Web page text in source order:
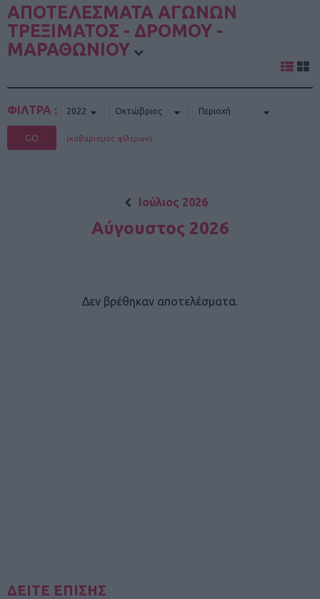
ΑΠΟΤΕΛΕΣΜΑΤΑ ΑΓΩΝΩΝ
ΤΡΕΞΙΜΑΤΟΣ - ΔΡΟΜΟΥ -
ΜΑΡΑΘΩΝΙΟΥ
ΦΙΛΤΡΑ :
GO (καθαρισμός φίλτρων)
Ιούλιος 2026
Αύγουστος 2026
Δεν βρέθηκαν αποτελέσματα.
ΔΕΙΤΕ ΕΠΙΣΗΣ